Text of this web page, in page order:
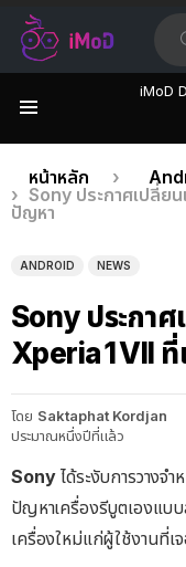
iMoD
เรื่อง
ล่าสุด
คุณอยู่ที่นี่:
หน้าหลัก
Sony ประกาศเปลี่ย
ปัญหา
ANDROID NEWS
Sony ประกาศ
Xperia 1 VII
โดย Saktaphat Kordjan
ประมาณหนึ่งปีที่แล้ว
Sonyได้ระงับการวางจ
ปัญหาเครื่องรีบูตเองแบ
เครื่องใหม่แก่ผู้ใช้งานที่